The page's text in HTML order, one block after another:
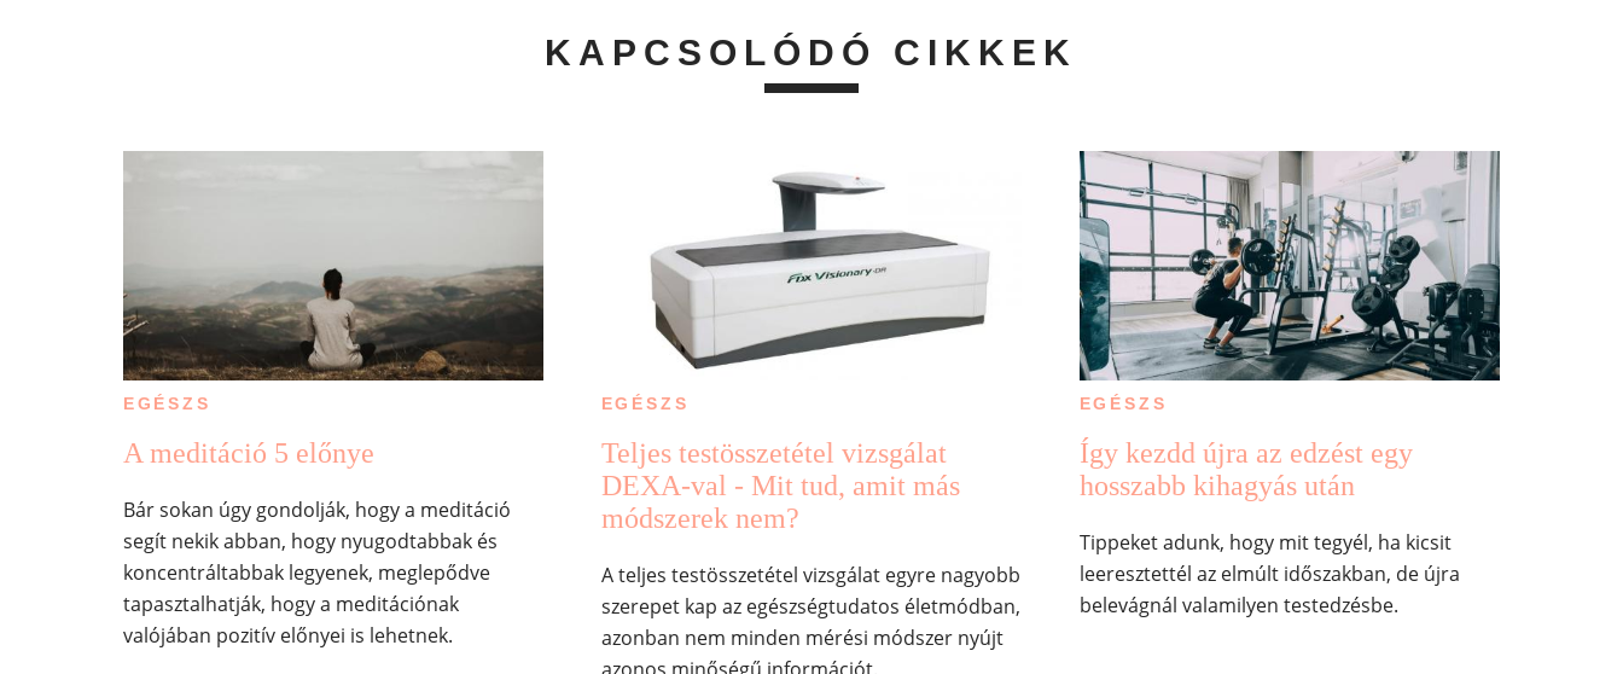
KAPCSOLÓDÓ CIKKEK
EGÉSZS
A meditáció 5 előnye
Bár sokan úgy gondolják, hogy a meditáció
segít nekik abban, hogy nyugodtabbak és
koncentráltabbak legyenek, meglepődve
tapasztalhatják, hogy a meditációnak
valójában pozitív előnyei is lehetnek.
EGÉSZS
Teljes testösszetétel vizsgálat
DEXA-val - Mit tud, amit más
módszerek nem?
A teljes testösszetétel vizsgálat egyre nagyobb
szerepet kap az egészségtudatos életmódban,
azonban nem minden mérési módszer nyújt
EGÉSZS
Így kezdd újra az edzést egy
hosszabb kihagyás után
Tippeket adunk, hogy mit tegyél, ha kicsit
leeresztettél az elmúlt időszakban, de újra
belevágnál valamilyen testedzésbe.